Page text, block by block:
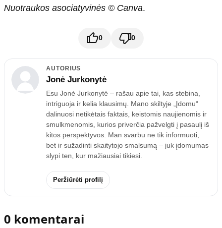
Nuotraukos asociatyvinės © Canva.
0 0
AUTORIUS
Jonė Jurkonytė
Esu Jonė Jurkonytė – rašau apie tai, kas stebina,
intriguoja ir kelia klausimų. Mano skiltyje „Įdomu“
dalinuosi netikėtais faktais, keistomis naujienomis ir
smulkmenomis, kurios priverčia pažvelgti į pasaulį iš
kitos perspektyvos. Man svarbu ne tik informuoti,
bet ir sužadinti skaitytojo smalsumą – juk įdomumas
slypi ten, kur mažiausiai tikiesi.
Peržiūrėti profilį
0 komentarai